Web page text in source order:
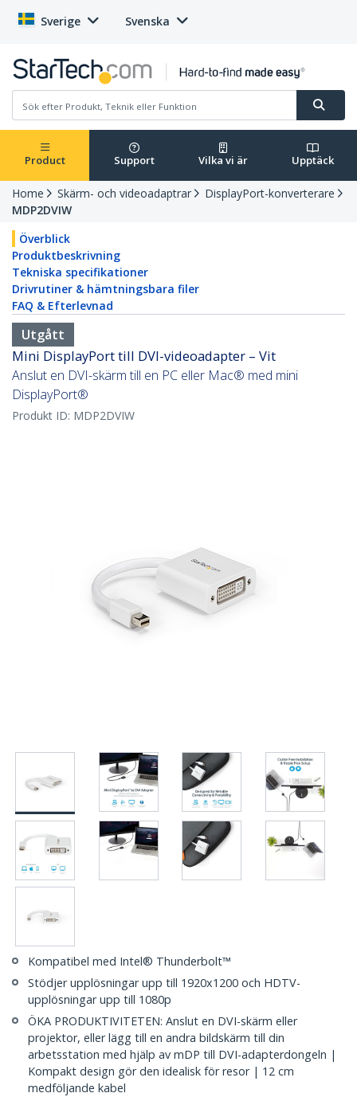
Sverige Svenska
Product Support Vilka vi är Upptäck
Home Skärm- och videoadaptrar
DisplayPort-konverterare
MDP2DVIW
Överblick
Produktbeskrivning
Tekniska specifikationer
Drivrutiner & hämtningsbara filer
FAQ & Efterlevnad
Utgått
Mini DisplayPort till DVI-videoadapter – Vit
Anslut en DVI-skärm till en PC eller Mac® med mini
DisplayPort®
Produkt ID: MDP2DVIW
Kompatibel med Intel® Thunderbolt™
Stödjer upplösningar upp till 1920x1200 och HDTV-
upplösningar upp till 1080p
ÖKA PRODUKTIVITETEN: Anslut en DVI-skärm eller
projektor, eller lägg till en andra bildskärm till din
arbetsstation med hjälp av mDP till DVI-adapterdongeln |
Kompakt design gör den idealisk för resor | 12 cm
medföljande kabel